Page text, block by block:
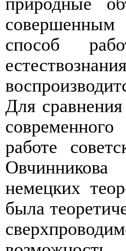
способ
Для
работе
немецких
была